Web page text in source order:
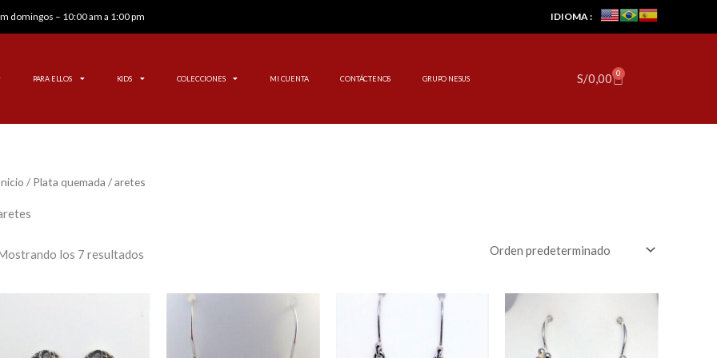
domingos – 10:00 am a 1:00 pm IDIOMA :
PARA ELLOS KIDS COLECCIONES MI CUENTA CONTÁCTENOS GRUPO NESUS S/0,00 0 Cart
/ Plata quemada / aretes
los 7 resultados